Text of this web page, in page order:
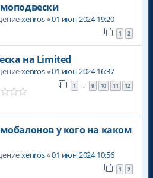
xenros«01 июн 2024 19:20
1 2
на Limited
xenros«01 июн 2024 16:37
1 … 9 10 11 12
у кого на каком
xenros«01 июн 2024 10:56
1 2